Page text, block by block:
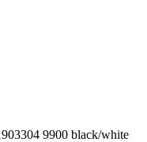
9900 black/white